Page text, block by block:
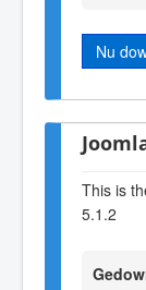
Nu
This is
5.1.2